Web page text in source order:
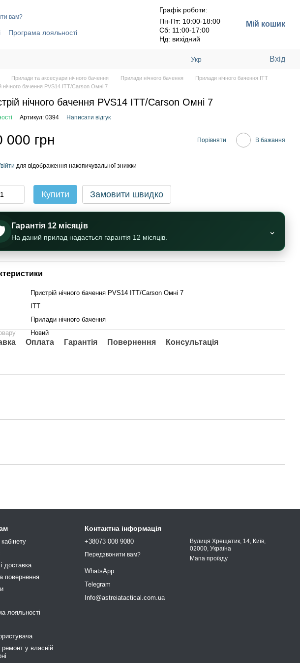
вам?
Програма лояльності
Графік роботи:
Пн-Пт: 10:00-18:00
Сб: 11:00-17:00
Нд: вихідний
Мій кошик
Укр Вхід
Прилади та аксесуари нічного бачення Прилади нічного бачення
Прилади нічного бачення ITT
нічного бачення PVS14 ITT/Carson Омні 7
нічного бачення PVS14 ITT/Carson Омні 7
Артикул: 0394 Написати відгук
000 грн Порівняти В бажання
для відображення накопичувальної знижки
Купити Замовити швидко
Гарантія 12 місяців
На даний прилад надається гарантія 12 місяців.
⌄
Пристрій нічного бачення PVS14 ITT/Carson Омні 7
ITT
Прилади нічного бачення
Новий
Оплата Гарантія Повернення Консультація
доставка
повернення
лояльності
ремонт у власній
Контактна інформація
+38073 008 9080
Передзвонити вам?
WhatsApp
Telegram
Info@astreiatactical.com.ua
Вулиця Хрещатик, 14, Київ,
02000, Україна
Мапа проїзду